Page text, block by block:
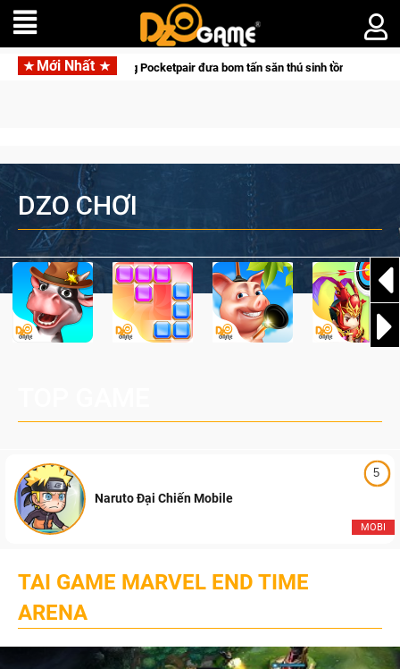
Mới Nhất
tác cùng Pocketpair đưa bom tấn săn thú sinh tồn lên di động với tên gọi
DZO CHƠI
5
MOBI
Naruto Đại Chiến Mobile
TAI GAME MARVEL END TIME
ARENA